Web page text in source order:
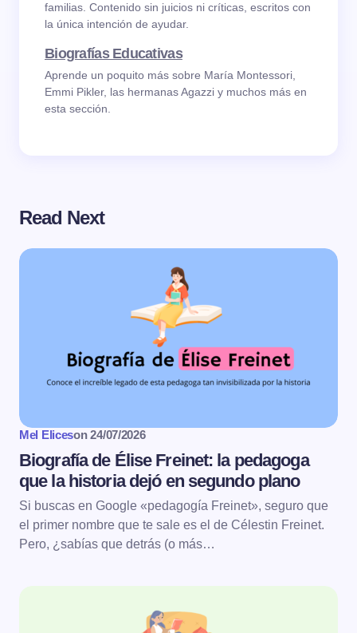
familias. Contenido sin juicios ni críticas, escritos con
la única intención de ayudar.
Biografías Educativas
Aprende un poquito más sobre María Montessori,
Emmi Pikler, las hermanas Agazzi y muchos más en
esta sección.
Read Next
Mel Eliceson 24/07/2026
Biografía de Élise Freinet: la pedagoga
que la historia dejó en segundo plano
Si buscas en Google «pedagogía Freinet», seguro que
el primer nombre que te sale es el de Célestin Freinet.
Pero, ¿sabías que detrás (o más…